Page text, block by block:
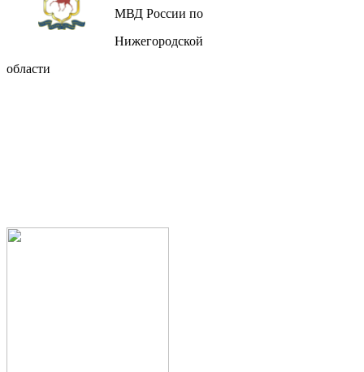
МВД России по
Нижегородской
области